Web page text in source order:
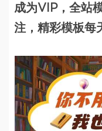
成为VIP，全站
注，精彩模板每